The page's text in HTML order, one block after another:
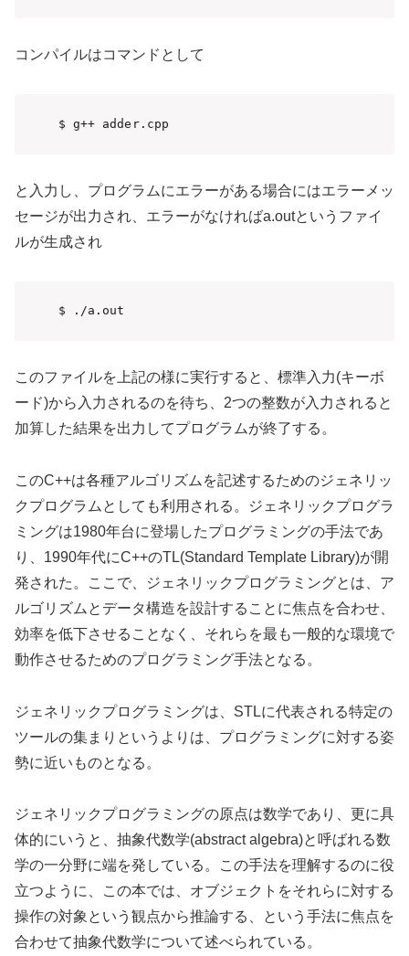
コンパイルはコマンドとして
$ g++ adder.cpp
と入力し、プログラムにエラーがある場合にはエラーメッ
セージが出力され、エラーがなければa.outというファイ
ルが生成され
このファイルを上記の様に実行すると、標準入力(キーボ
ード)から入力されるのを待ち、2つの整数が入力されると
加算した結果を出力してプログラムが終了する。
このC++は各種アルゴリズムを記述するためのジェネリッ
クプログラムとしても利用される。ジェネリックプログラ
ミングは1980年台に登場したプログラミングの手法であ
り、1990年代にC++のTL(Standard Template Library)が開
発された。ここで、ジェネリックプログラミングとは、ア
ルゴリズムとデータ構造を設計することに焦点を合わせ、
効率を低下させることなく、それらを最も一般的な環境で
動作させるためのプログラミング手法となる。
ジェネリックプログラミングは、STLに代表される特定の
ツールの集まりというよりは、プログラミングに対する姿
勢に近いものとなる。
ジェネリックプログラミングの原点は数学であり、更に具
体的にいうと、抽象代数学(abstract algebra)と呼ばれる数
学の一分野に端を発している。この手法を理解するのに役
立つように、この本では、オブジェクトをそれらに対する
操作の対象という観点から推論する、という手法に焦点を
合わせて抽象代数学について述べられている。